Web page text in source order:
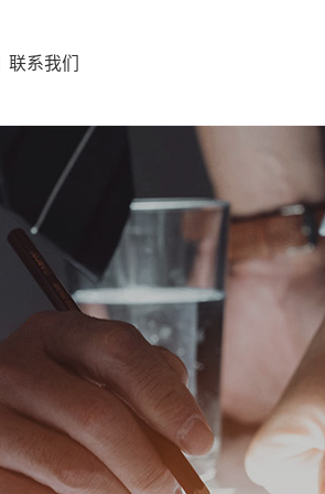
联系我们